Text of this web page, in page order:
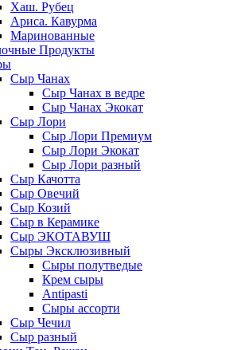
Хаш. Рубец
Ариса. Кавурма
Маринованные
Продукты
Сыр Чанах
Сыр Чанах в ведре
Сыр Чанах Экокат
Сыр Лори
Сыр Лори Премиум
Сыр Лори Экокат
Сыр Лори разный
Сыр Качотта
Сыр Овечий
Сыр Козий
Сыр в Керамике
Сыр ЭКОТАВУШ
Сыры Эксклюзивный
Сыры полутведые
Крем сыры
Antipasti
Сыры ассорти
Сыр Чечил
Сыр разный